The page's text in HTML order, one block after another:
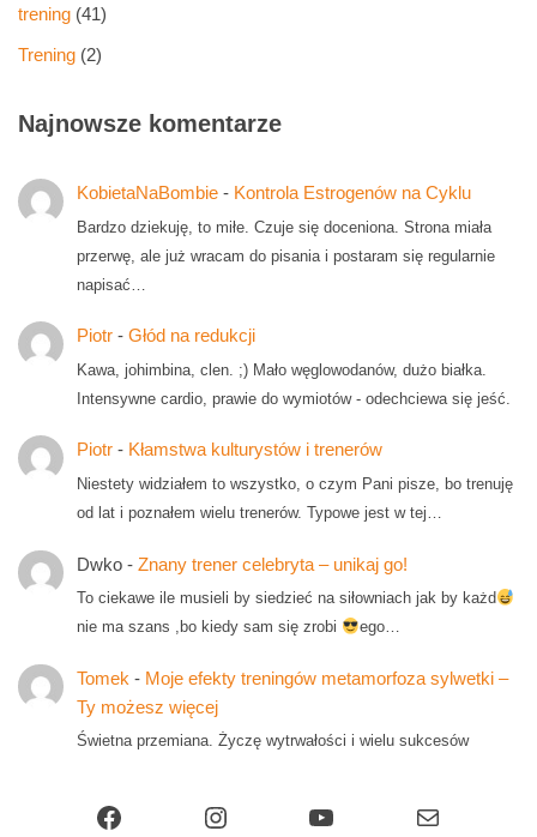
trening (41)
Trening (2)
Najnowsze komentarze
KobietaNaBombie- Kontrola Estrogenów na Cyklu
Bardzo dziekuję, to miłe. Czuje się doceniona. Strona miała
przerwę, ale już wracam do pisania i postaram się regularnie
napisać…
Piotr- Głód na redukcji
Kawa, johimbina, clen. ;) Mało węglowodanów, dużo białka.
Intensywne cardio, prawie do wymiotów - odechciewa się jeść.
Piotr- Kłamstwa kulturystów i trenerów
Niestety widziałem to wszystko, o czym Pani pisze, bo trenuję
od lat i poznałem wielu trenerów. Typowe jest w tej…
Dwko- Znany trener celebryta – unikaj go!
To ciekawe ile musieli by siedzieć na siłowniach jak by każd
nie ma szans ,bo kiedy sam się zrobi
ego…
Tomek - Moje efekty treningów metamorfoza sylwetki –
Ty możesz więcej
Świetna przemiana. Życzę wytrwałości i wielu sukcesów